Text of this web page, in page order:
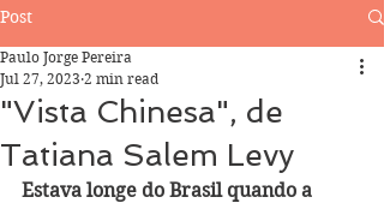
Post
"Vista Chinesa", de
Tatiana Salem Levy
Paulo Jorge Pereira
Jul 27, 2023 2 min read
Estava longe do Brasil quando a